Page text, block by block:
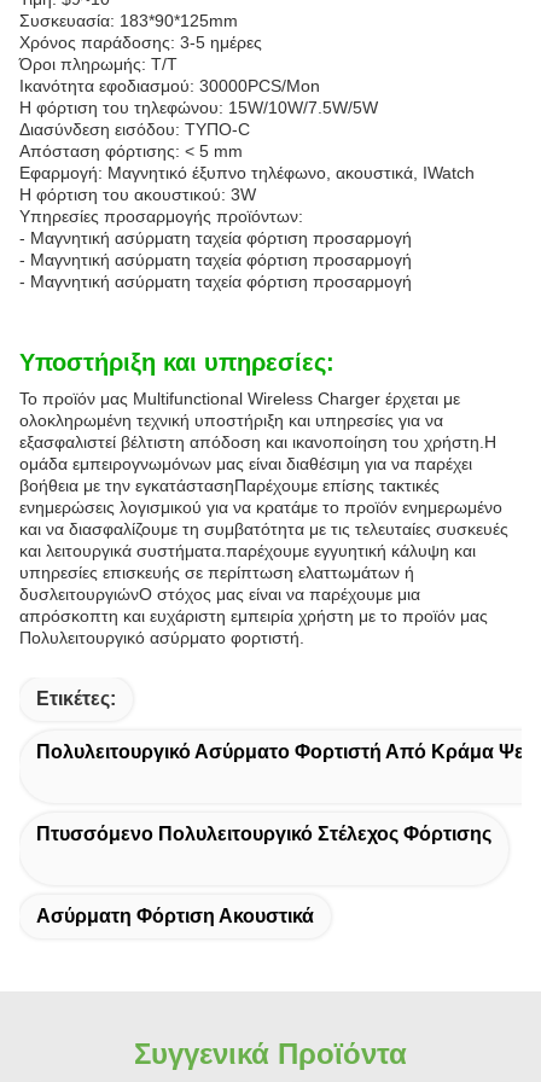
Συσκευασία: 183*90*125mm
Χρόνος παράδοσης: 3-5 ημέρες
Όροι πληρωμής: T/T
Ικανότητα εφοδιασμού: 30000PCS/Mon
Η φόρτιση του τηλεφώνου: 15W/10W/7.5W/5W
Διασύνδεση εισόδου: ΤΥΠΟ-C
Απόσταση φόρτισης: < 5 mm
Εφαρμογή: Μαγνητικό έξυπνο τηλέφωνο, ακουστικά, IWatch
Η φόρτιση του ακουστικού: 3W
Υπηρεσίες προσαρμογής προϊόντων:
- Μαγνητική ασύρματη ταχεία φόρτιση προσαρμογή
- Μαγνητική ασύρματη ταχεία φόρτιση προσαρμογή
- Μαγνητική ασύρματη ταχεία φόρτιση προσαρμογή
Υποστήριξη και υπηρεσίες:
Το προϊόν μας Multifunctional Wireless Charger έρχεται με
ολοκληρωμένη τεχνική υποστήριξη και υπηρεσίες για να
εξασφαλιστεί βέλτιστη απόδοση και ικανοποίηση του χρήστη.Η
ομάδα εμπειρογνωμόνων μας είναι διαθέσιμη για να παρέχει
βοήθεια με την εγκατάστασηΠαρέχουμε επίσης τακτικές
ενημερώσεις λογισμικού για να κρατάμε το προϊόν ενημερωμένο
και να διασφαλίζουμε τη συμβατότητα με τις τελευταίες συσκευές
και λειτουργικά συστήματα.παρέχουμε εγγυητική κάλυψη και
υπηρεσίες επισκευής σε περίπτωση ελαττωμάτων ή
δυσλειτουργιώνΟ στόχος μας είναι να παρέχουμε μια
απρόσκοπτη και ευχάριστη εμπειρία χρήστη με το προϊόν μας
Πολυλειτουργικό ασύρματο φορτιστή.
Ετικέτες:
Πολυλειτουργικό Ασύρματο Φορτιστή Από Κράμα
Πτυσσόμενο Πολυλειτουργικό Στέλεχος Φόρτισης
Ασύρματη Φόρτιση Ακουστικά
Συγγενικά Προϊόντα